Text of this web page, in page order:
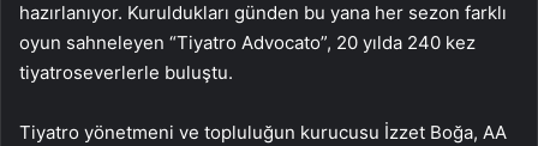
hazırlanıyor. Kuruldukları günden bu yana her sezon farklı
oyun sahneleyen “Tiyatro Advocato”, 20 yılda 240 kez
tiyatroseverlerle buluştu.
Tiyatro yönetmeni ve topluluğun kurucusu İzzet Boğa, AA